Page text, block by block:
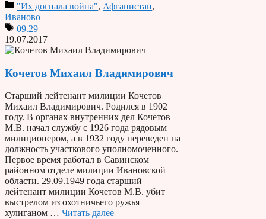
"Их догнала война", Афганистан,
Иваново
09.29
19.07.2017
Кочетов Михаил Владимирович
Старший лейтенант милиции Кочетов
Михаил Владимирович. Родился в 1902
году. В органах внутренних дел Кочетов
М.В. начал службу с 1926 года рядовым
милиционером, а в 1932 году переведен на
должность участкового уполномоченного.
Первое время работал в Савинском
районном отделе милиции Ивановской
области. 29.09.1949 года старший
лейтенант милиции Кочетов М.В. убит
выстрелом из охотничьего ружья
хулиганом … Читать далее